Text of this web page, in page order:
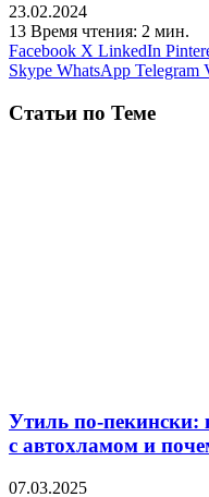
23.02.2024
13 Время чтения: 2 мин.
Facebook X LinkedIn
Skype WhatsApp Telegram
Статьи по Теме
Утиль по-
с автохламом и
07.03.2025